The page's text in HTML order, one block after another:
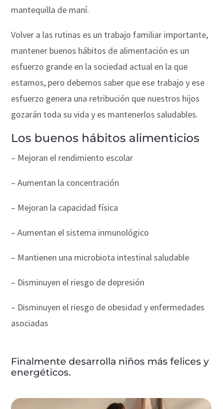
mantequilla de maní.
Volver a las rutinas es un trabajo familiar importante,
mantener buenos hábitos de alimentación es un
esfuerzo grande en la sociedad actual en la que
estamos, pero debemos saber que ese trabajo y ese
esfuerzo genera una retribución que nuestros hijos
gozarán toda su vida y es mantenerlos saludables.
Los buenos hábitos alimenticios
– Mejoran el rendimiento escolar
– Aumentan la concentración
– Mejoran la capacidad física
– Aumentan el sistema inmunológico
– Mantienen una microbiota intestinal saludable
– Disminuyen el riesgo de depresión
– Disminuyen el riesgo de obesidad y enfermedades
asociadas
Finalmente desarrolla niños más felices y
energéticos.